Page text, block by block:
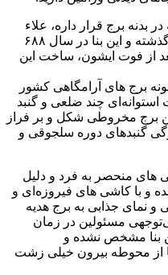
بدنه برج قرار داره، علاء
الدوله در سال ۶۷۵ هجری قمری درگذشته و این بنا در سال ۶۸۸
از فوت ایشون، ساخت این
برج های آرامگاهی کشور
چند ضلعی و گنبد
برج مخروطی شکل و بر فراز
گنبدهای دوره سلجوقی و
های منحصر به فرد و دلیل
و با کاشی های فیروزه‌ای و
نمای جذابی به برج هدیه
مسئولین در زمان
بنا مشخص نشده و
از محوطه بیرون خیلی زشت